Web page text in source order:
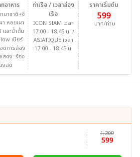
ท่าเรือ / เวลาล่อง
เรือ
ICON SIAM เวลา
17.00 - 18.45 น. /
ASIATIQUE เวลา
17.00 - 18.45 น.
ทอาหาร
นาชาติ+ซี
หอยเผา
และน้ำดื่ม
เบียร์
ดการล่อง
สดง: ร้อง
งสด
ราคาเริ่มต้น
599
บาท/ท่าน
1,200
599